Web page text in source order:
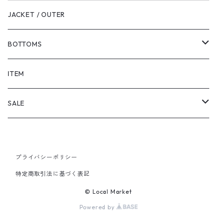
JACKET / OUTER
BOTTOMS
SHORTS
PANTS
ITEM
SALE
PANTS
プライバシーポリシー
特定商取引法に基づく表記
© Local Market
Powered by